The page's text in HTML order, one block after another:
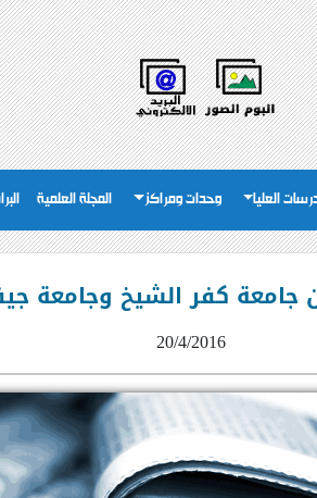
العليا وحدات ومراكز المجلة العلمية
كفر الشيخ وجامعة
20/4/2016